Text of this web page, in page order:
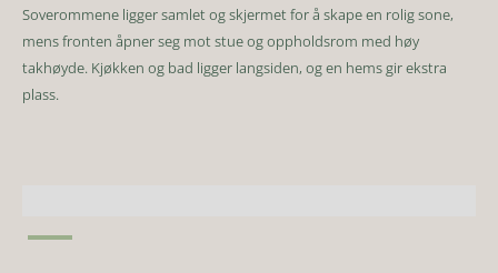
Soverommene ligger samlet og skjermet for å skape en rolig sone,
mens fronten åpner seg mot stue og oppholdsrom med høy
takhøyde. Kjøkken og bad ligger langsiden, og en hems gir ekstra
plass.